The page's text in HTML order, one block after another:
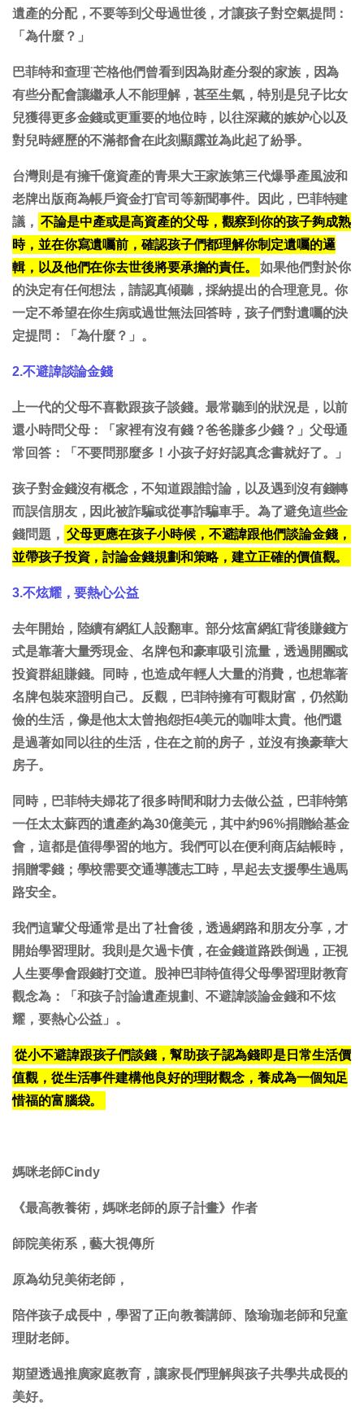
遺產的分配，不要等到父母過世後，才讓孩子對空氣提問：
「為什麼？」
巴菲特和查理˙芒格他們曾看到因為財產分裂的家族，因為
有些分配會讓繼承人不能理解，甚至生氣，特別是兒子比女
兒獲得更多金錢或更重要的地位時，以往深藏的嫉妒心以及
對兒時經歷的不滿都會在此刻顯露並為此起了紛爭。
台灣則是有擁千億資產的青果大王家族第三代爆爭產風波和
老牌出版商為帳戶資金打官司等新聞事件。因此，巴菲特建
議， 不論是中產或是高資產的父母，觀察到你的孩子夠成熟
時，並在你寫遺囑前，確認孩子們都理解你制定遺囑的邏
輯，以及他們在你去世後將要承擔的責任。
如果他們對於你
的決定有任何想法，請認真傾聽，採納提出的合理意見。你
一定不希望在你生病或過世無法回答時，孩子們對遺囑的決
定提問：「為什麼？」。
2.不避諱談論金錢
上一代的父母不喜歡跟孩子談錢。最常聽到的狀況是，以前
還小時問父母：「家裡有沒有錢？爸爸賺多少錢？」父母通
常回答：「不要問那麼多！小孩子好好認真念書就好了。」
孩子對金錢沒有概念，不知道跟誰討論，以及遇到沒有錢轉
而誤信朋友，因此被詐騙或從事詐騙車手。為了避免這些金
錢問題， 父母更應在孩子小時候，不避諱跟他們談論金錢，
並帶孩子投資，討論金錢規劃和策略，建立正確的價值觀。
3.不炫耀，要熱心公益
去年開始，陸續有網紅人設翻車。部分炫富網紅背後賺錢方
式是靠著大量秀現金、名牌包和豪車吸引流量，透過開團或
投資群組賺錢。同時，也造成年輕人大量的消費，也想靠著
名牌包裝來證明自己。反觀，巴菲特擁有可觀財富，仍然勤
儉的生活，像是他太太曾抱怨拒4美元的咖啡太貴。他們還
是過著如同以往的生活，住在之前的房子，並沒有換豪華大
房子。
同時，巴菲特夫婦花了很多時間和財力去做公益，巴菲特第
一任太太蘇西的遺產約為30億美元，其中約96%捐贈給基金
會，這都是值得學習的地方。我們可以在便利商店結帳時，
捐贈零錢；學校需要交通導護志工時，早起去支援學生過馬
路安全。
我們這輩父母通常是出了社會後，透過網路和朋友分享，才
開始學習理財。我則是欠過卡債，在金錢道路跌倒過，正視
人生要學會跟錢打交道。股神巴菲特值得父母學習理財教育
觀念為：「和孩子討論遺產規劃、不避諱談論金錢和不炫
耀，要熱心公益」。
從小不避諱跟孩子們談錢，幫助孩子認為錢即是日常生活價
值觀，從生活事件建構他良好的理財觀念，養成為一個知足
惜福的富腦袋。
媽咪老師Cindy
《最高教養術，媽咪老師的原子計畫》作者
師院美術系，藝大視傳所
原為幼兒美術老師，
陪伴孩子成長中，學習了正向教養講師、陰瑜珈老師和兒童
理財老師。
期望透過推廣家庭教育，讓家長們理解與孩子共學共成長的
美好。